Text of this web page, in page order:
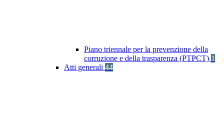
Piano triennale per la prevenzione della
corruzione e della trasparenza (PTPCT) 1
Atti generali 44